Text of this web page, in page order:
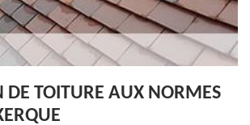
DE TOITURE AUX NORMES